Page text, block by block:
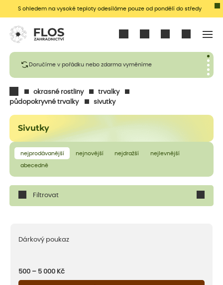
S ohledem na vysoké teploty odesíláme pouze od pondělí do středy
Doručíme v pořádku nebo zdarma vyměníme
okrasné rostliny
trvalky
půdopokryvné trvalky
sivutky
Sivutky
nejprodávanější nejnovější nejdražší nejlevnější
abecedně
Filtrovat
Dárkový poukaz
500 – 5 000 Kč